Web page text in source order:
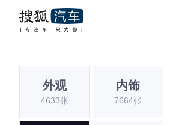
外观
4633张
内饰
7664张